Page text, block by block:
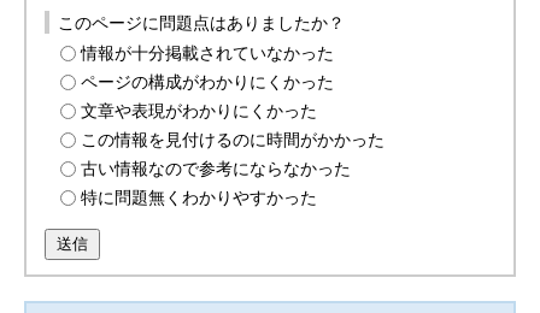
このページに問題点はありましたか？
情報が十分掲載されていなかった
ページの構成がわかりにくかった
文章や表現がわかりにくかった
この情報を見付けるのに時間がかかった
古い情報なので参考にならなかった
特に問題無くわかりやすかった
送信